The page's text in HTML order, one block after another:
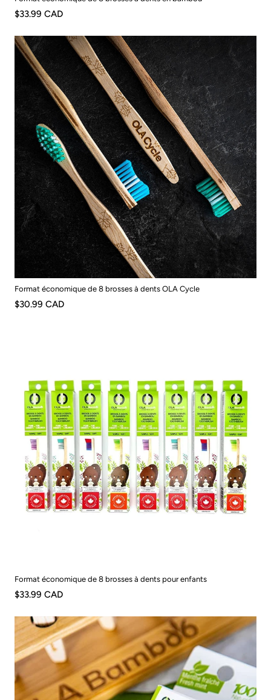
$33.99 CAD
Format économique de 8 brosses à dents OLA Cycle
$30.99 CAD
Format économique de 8 brosses à dents pour enfants
$33.99 CAD